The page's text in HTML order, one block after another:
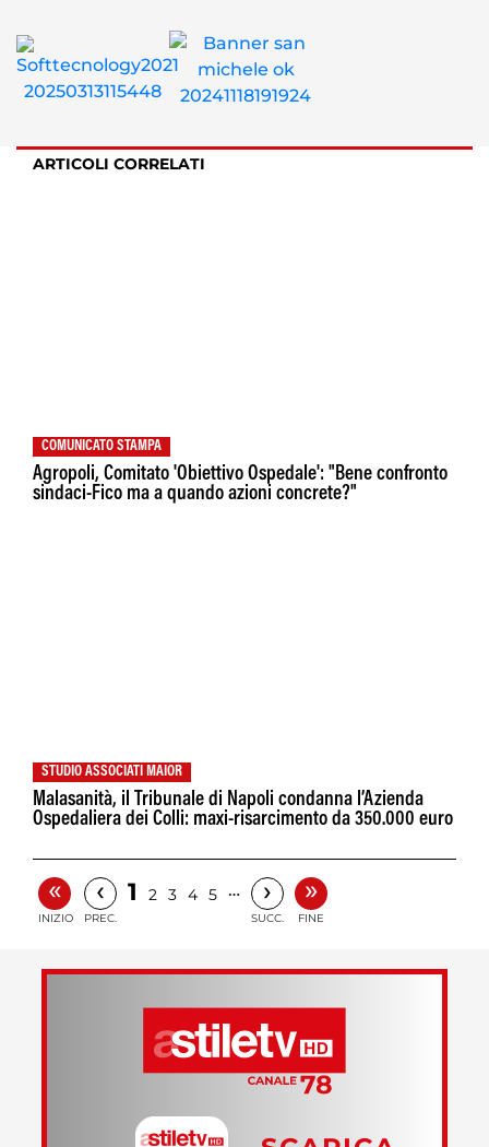
ARTICOLI CORRELATI
COMUNICATO STAMPA
Agropoli, Comitato 'Obiettivo Ospedale': "Bene confronto
sindaci-Fico ma a quando azioni concrete?"
STUDIO ASSOCIATI MAIOR
Malasanità, il Tribunale di Napoli condanna l’Azienda
Ospedaliera dei Colli: maxi-risarcimento da 350.000 euro
«
INIZIO
‹
PREC.
1 2 3 4 5 … ›
SUCC.
»
FINE